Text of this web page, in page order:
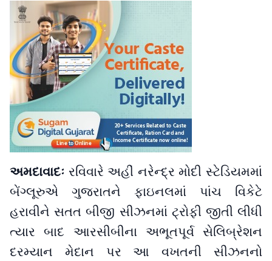
અમદાવાદઃ રવિવારે અહીં નરેન્દ્ર મોદી સ્ટેડિયમમાં
બેંગ્લૂરુએ ગુજરાતને ફાઇનલમાં પાંચ વિકેટે
હરાવીને સતત બીજી સીઝનમાં ટ્રોફી જીતી લીધી
ત્યાર બાદ આરસીબીના અભૂતપૂર્વ સેલિબ્રેશન
દરમ્યાન મેદાન પર આ વખતની સીઝનનો